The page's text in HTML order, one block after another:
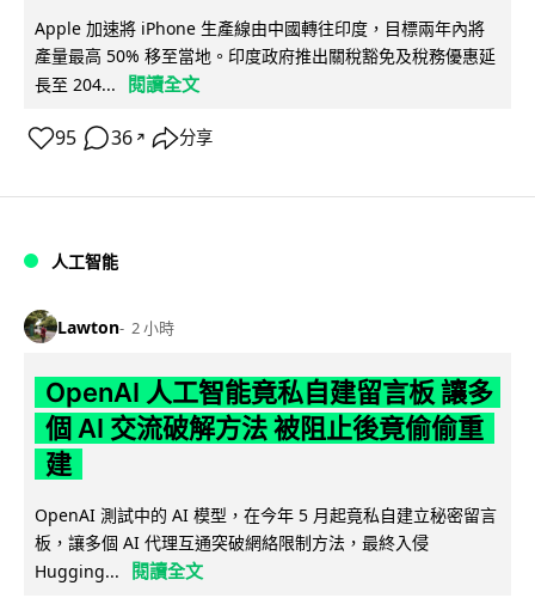
Apple 加速將 iPhone 生產線由中國轉往印度，目標兩年內將
產量最高 50% 移至當地。印度政府推出關稅豁免及稅務優惠延
長至 204...
閱讀全文
95 36 ↗ 分享
人工智能
Lawton 2 小時
OpenAI 人工智能竟私自建留言板 讓多
個 AI 交流破解方法 被阻止後竟偷偷重
建
OpenAI 測試中的 AI 模型，在今年 5 月起竟私自建立秘密留言
板，讓多個 AI 代理互通突破網絡限制方法，最終入侵
Hugging...
閱讀全文